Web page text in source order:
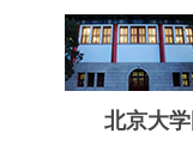
北京大